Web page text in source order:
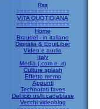
Rss
===============
VITA QUOTIDIANA
===============
Home
Braudel - in italiano
Digitalia & EquiLiber
Video e audio
Italy
Media (.com e .it)
Culture splash
Effetto memo
Appunti
Technorati faves
Del.icio.us/lucadebiase
Vecchi videoblog